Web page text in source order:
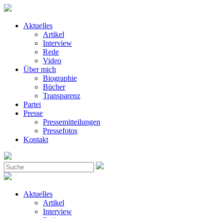
Aktuelles
Artikel
Interview
Rede
Video
Über mich
Biographie
Bücher
Transparenz
Partei
Presse
Pressemitteilungen
Pressefotos
Kontakt
Aktuelles
Artikel
Interview